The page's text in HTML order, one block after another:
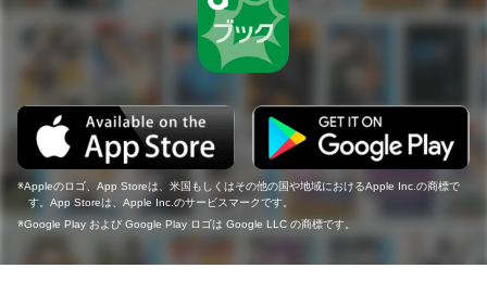
Appleのロゴ、App Storeは、米国もしくはその他の国や地域におけるApple Inc.の商標で
す。App Storeは、Apple Inc.のサービスマークです。
Google Play および Google Play ロゴは Google LLC の商標です。